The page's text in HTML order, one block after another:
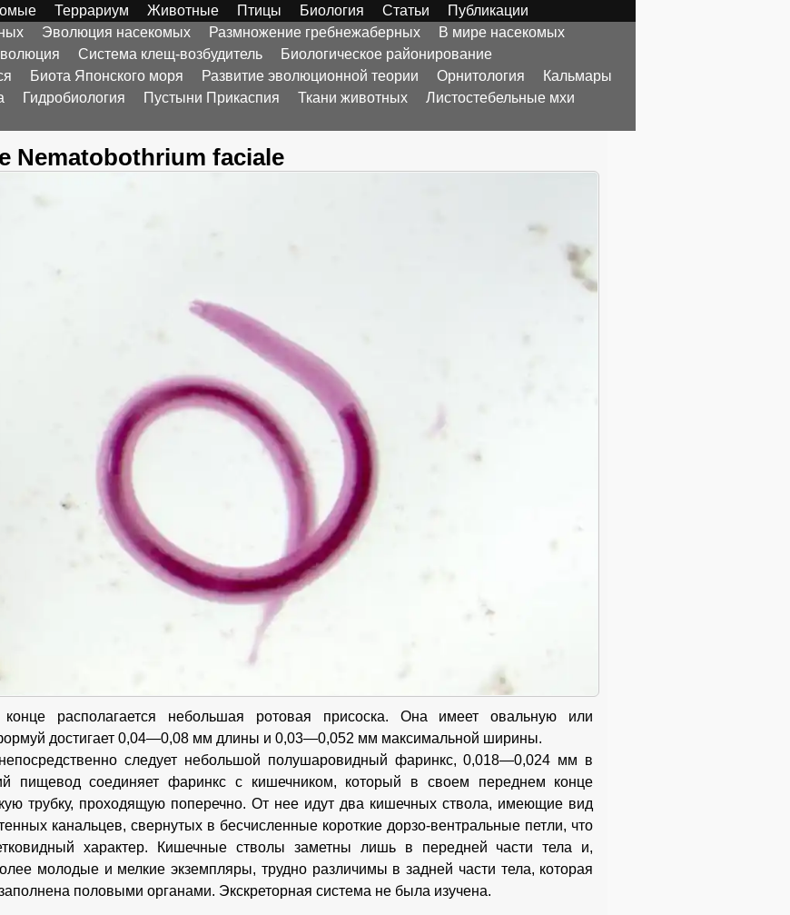
Террариум Животные Птицы Биология Статьи
Публикации
Эволюция насекомых Размножение гребнежаберных
В мире насекомых
Система клещ-возбудитель
Биологическое районирование
Биота Японского моря Развитие эволюционной теории Орнитология
Кальмары
Гидробиология Пустыни Прикаспия Ткани животных
Листостебельные мхи
Nematobothrium faciale
располагается небольшая ротовая присоска. Она имеет овальную или
достигает 0,04—0,08 мм длины и 0,03—0,052 мм максимальной ширины.
следует небольшой полушаровидный фаринкс, 0,018—0,024 мм в
пищевод соединяет фаринкс с кишечником, который в своем переднем конце
трубку, проходящую поперечно. От нее идут два кишечных ствола, имеющие вид
канальцев, свернутых в бесчисленные короткие дорзо-вентральные петли, что
характер. Кишечные стволы заметны лишь в передней части тела и,
молодые и мелкие экземпляры, трудно различимы в задней части тела, которая
половыми органами. Экскреторная система не была изучена.